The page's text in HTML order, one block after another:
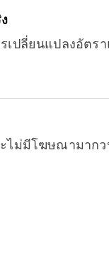
เปลี่ยนแปลงอัตร
ไม่มีโฆษณามากว